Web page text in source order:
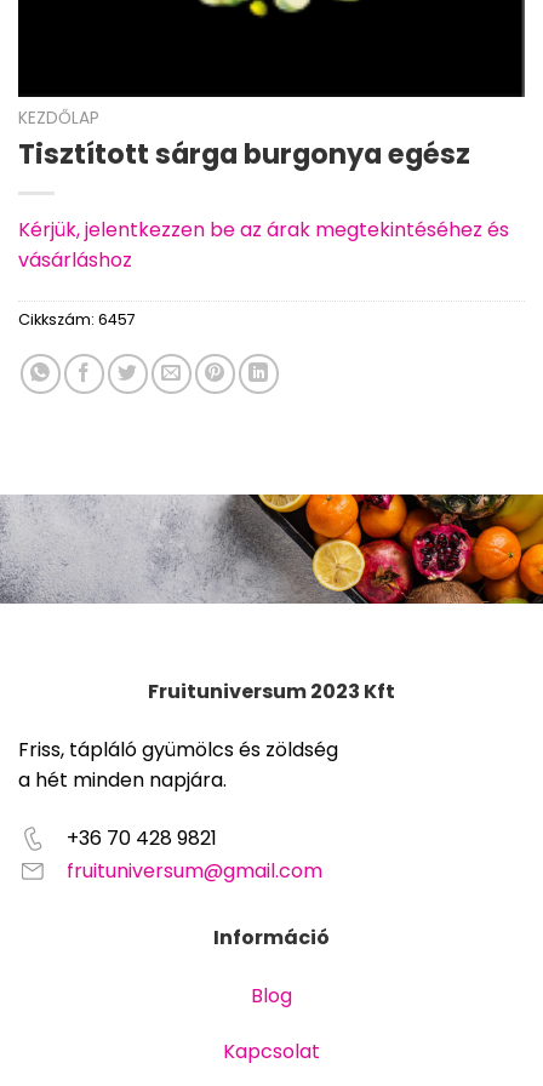
KEZDŐLAP
Tisztított sárga burgonya egész
Kérjük, jelentkezzen be az árak megtekintéséhez és
vásárláshoz
Cikkszám: 6457
Fruituniversum 2023 Kft
Friss, tápláló gyümölcs és zöldség
a hét minden napjára.
+36 70 428 9821
fruituniversum@gmail.com
Információ
Blog
Kapcsolat